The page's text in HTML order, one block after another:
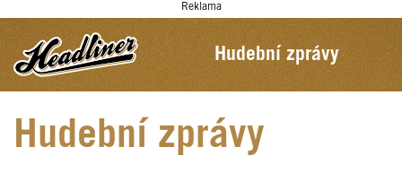
Reklama
Hudební zprávy
Hudební zprávy